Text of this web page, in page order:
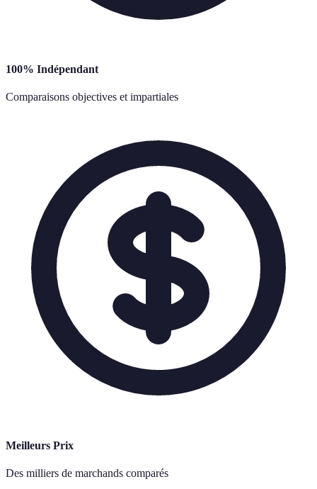
100% Indépendant
Comparaisons objectives et impartiales
Meilleurs Prix
Des milliers de marchands comparés